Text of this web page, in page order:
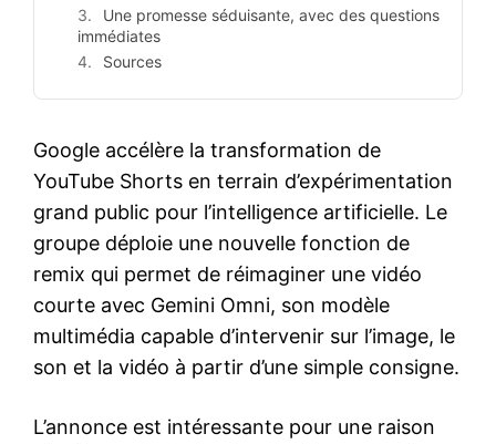
Une promesse séduisante, avec des questions
immédiates
Sources
Google accélère la transformation de
YouTube Shorts en terrain d’expérimentation
grand public pour l’intelligence artificielle. Le
groupe déploie une nouvelle fonction de
remix qui permet de réimaginer une vidéo
courte avec Gemini Omni, son modèle
multimédia capable d’intervenir sur l’image, le
son et la vidéo à partir d’une simple consigne.
L’annonce est intéressante pour une raison